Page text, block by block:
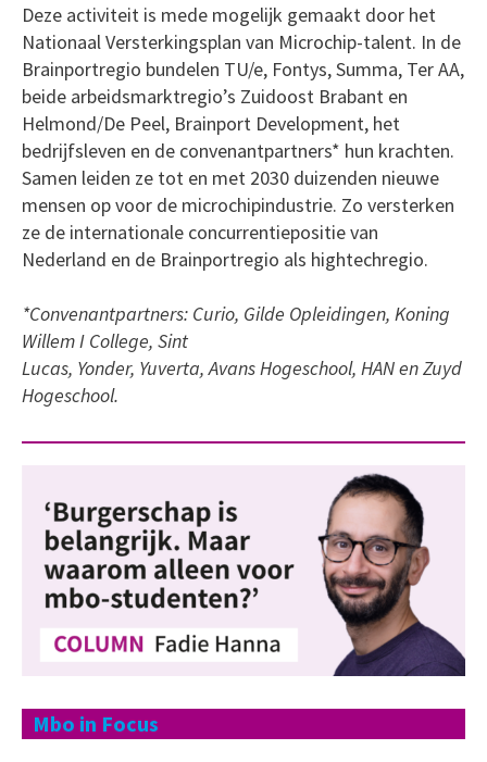
Deze activiteit is mede mogelijk gemaakt door het
Nationaal Versterkingsplan van Microchip-talent. In de
Brainportregio bundelen TU/e, Fontys, Summa, Ter AA,
beide arbeidsmarktregio’s Zuidoost Brabant en
Helmond/De Peel, Brainport Development, het
bedrijfsleven en de convenantpartners* hun krachten.
Samen leiden ze tot en met 2030 duizenden nieuwe
mensen op voor de microchipindustrie. Zo versterken
ze de internationale concurrentiepositie van
Nederland en de Brainportregio als hightechregio.
*Convenantpartners: Curio, Gilde Opleidingen, Koning
Willem I College, Sint
Lucas, Yonder, Yuverta, Avans Hogeschool, HAN en Zuyd
Hogeschool.
Mbo in Focus